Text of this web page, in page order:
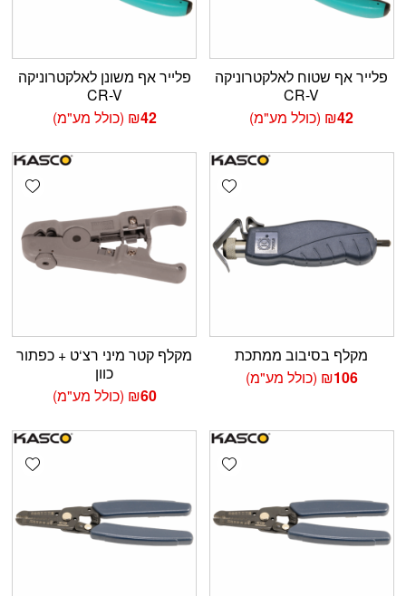
פלייר אף שטוח לאלקטרוניקה
CR-V
₪42 (כולל מע"מ)
פלייר אף משונן לאלקטרוניקה
CR-V
₪42 (כולל מע"מ)
Add wishlist
מקלף בסיבוב ממתכת
₪106 (כולל מע"מ)
מקלף קטר מיני רצ‘ט + כפתור
כוון
₪60 (כולל מע"מ)
Add wishlist